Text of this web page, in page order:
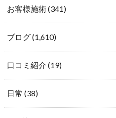
お客様施術(341)
ブログ(1,610)
口コミ紹介 (19)
日常 (38)